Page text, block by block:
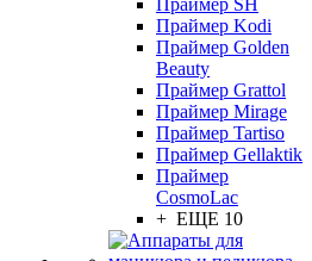
Праймер SH
Праймер Kodi
Праймер Golden
Beauty
Праймер Grattol
Праймер Mirage
Праймер Tartiso
Праймер Gellaktik
Праймер
CosmoLac
+ ЕЩЕ 10